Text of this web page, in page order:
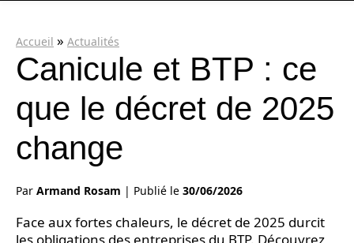
Accueil » Actualités
Canicule et BTP : ce
que le décret de 2025
change
Par Armand Rosam | Publié le 30/06/2026
Face aux fortes chaleurs, le décret de 2025 durcit
les obligations des entreprises du BTP. Découvrez